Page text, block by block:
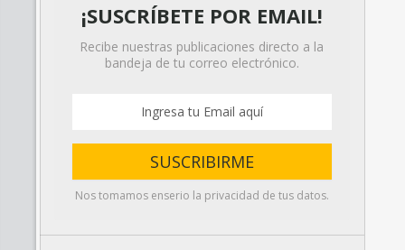
¡SUSCRÍBETE POR EMAIL!
Recibe nuestras publicaciones directo a la
bandeja de tu correo electrónico.
Nos tomamos enserio la privacidad de tus datos.